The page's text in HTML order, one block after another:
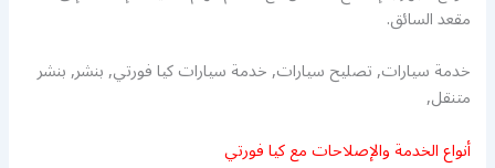
مقعد السائق.
خدمة سيارات, تصليح سيارات, خدمة سيارات كيا فورتي, بنشر, بنشر
متنقل,
أنواع الخدمة والإصلاحات مع كيا فورتي